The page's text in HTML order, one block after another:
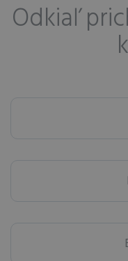
Odkiaľ